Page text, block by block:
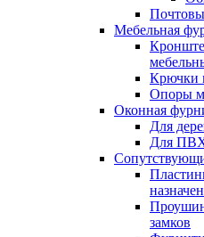
Мебельная
Крючки
Опоры
Оконная
Для
Для
замков